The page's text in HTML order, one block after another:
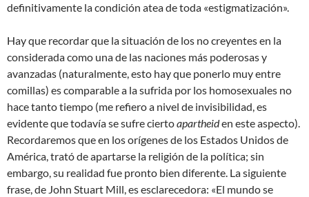
definitivamente la condición atea de toda «estigmatización».
Hay que recordar que la situación de los no creyentes en la
considerada como una de las naciones más poderosas y
avanzadas (naturalmente, esto hay que ponerlo muy entre
comillas) es comparable a la sufrida por los homosexuales no
hace tanto tiempo (me refiero a nivel de invisibilidad, es
evidente que todavía se sufre ciertoapartheiden este aspecto).
Recordaremos que en los orígenes de los Estados Unidos de
América, trató de apartarse la religión de la política; sin
embargo, su realidad fue pronto bien diferente. La siguiente
frase, de John Stuart Mill, es esclarecedora: «El mundo se